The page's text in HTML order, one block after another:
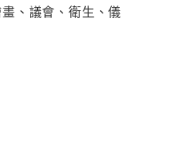
、議會、衛生、儀